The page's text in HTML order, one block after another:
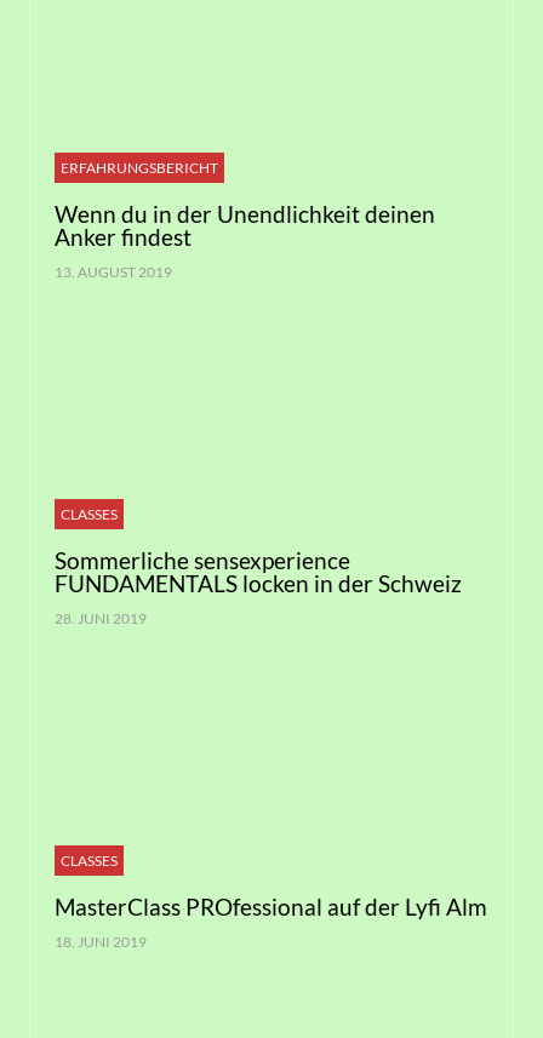
ERFAHRUNGSBERICHT
Wenn du in der Unendlichkeit deinen
Anker findest
13. AUGUST 2019
CLASSES
Sommerliche sensexperience
FUNDAMENTALS locken in der Schweiz
28. JUNI 2019
CLASSES
MasterClass PROfessional auf der Lyfi Alm
18. JUNI 2019